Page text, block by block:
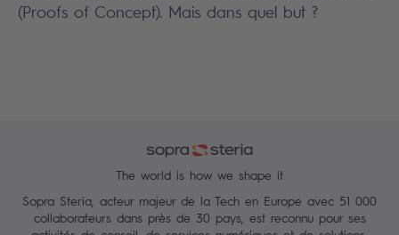
(Proofs of Concept). Mais dans quel but ?
The world is how we shape it
Sopra Steria, acteur majeur de la Tech en Europe avec 51 000
collaborateurs dans près de 30 pays, est reconnu pour ses